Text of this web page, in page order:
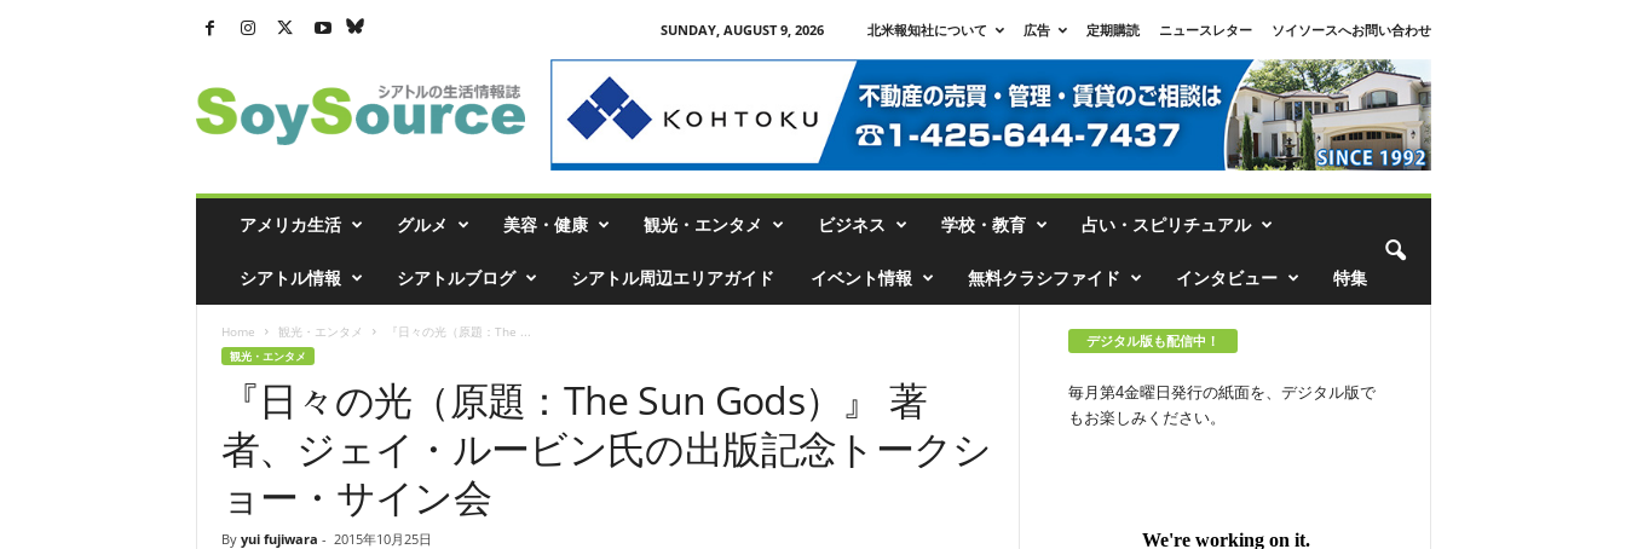
SUNDAY, AUGUST 9, 2026 北米報知社について 広告 定期購読 ニュースレター
ソイソースへお問い合わせ
ト
ル
アメリカ生活 グルメ 美容・健康 観光・エンタメ ビジネス 学校・教育 占い・スピリチュアル
シアトル情報 シアトルブログ シアトル周辺エリアガイド イベント情報 無料クラシファイド インタビュー 特集
Home 観光・エンタメ 『日々の光（原題：The ...
観光・エンタメ
『日々の光（原題：The Sun Gods）』 著
者、ジェイ・ルービン氏の出版記念トークシ
ョー・サイン会
By yui fujiwara - 2015年10月25日
デジタル版も配信中！
毎月第4金曜日発行の紙面を、デジタル版で
もお楽しみください。